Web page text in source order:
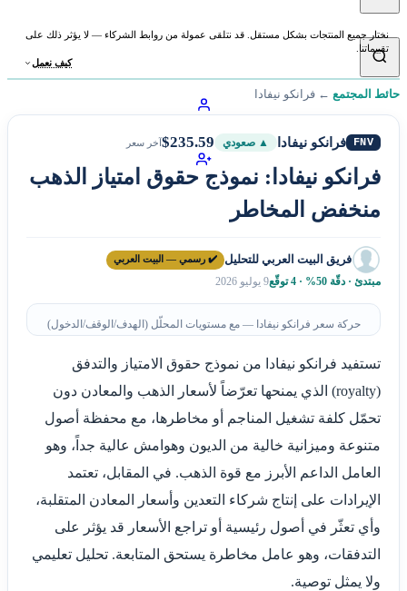
نختار جميع المنتجات بشكل مستقل. قد نتلقى عمولة من روابط الشركاء — لا يؤثر ذلك على
تقييماتنا.
كيف نعمل
حائط المجتمع ← فرانكو نيفادا
FNV فرانكو نيفادا ▲ صعودي $235.59آخر سعر
فرانكو نيفادا: نموذج حقوق امتياز الذهب
منخفض المخاطر
فريق البيت العربي للتحليل ✔️ رسمي — البيت العربي
مبتدئ · دقّة 50% · 4 توقّع 9 يوليو 2026
حركة سعر فرانكو نيفادا — مع مستويات المحلّل (الهدف/الوقف/الدخول)
تستفيد فرانكو نيفادا من نموذج حقوق الامتياز والتدفق
(royalty) الذي يمنحها تعرّضاً لأسعار الذهب والمعادن دون
تحمّل كلفة تشغيل المناجم أو مخاطرها، مع محفظة أصول
متنوعة وميزانية خالية من الديون وهوامش عالية جداً، وهو
العامل الداعم الأبرز مع قوة الذهب. في المقابل، تعتمد
الإيرادات على إنتاج شركاء التعدين وأسعار المعادن المتقلبة،
وأي تعثّر في أصول رئيسية أو تراجع الأسعار قد يؤثر على
التدفقات، وهو عامل مخاطرة يستحق المتابعة. تحليل تعليمي
ولا يمثل توصية.